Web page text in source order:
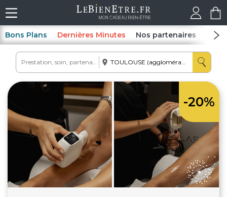
Bons Plans Dernières Minutes Nos partenaires Spas
-20%